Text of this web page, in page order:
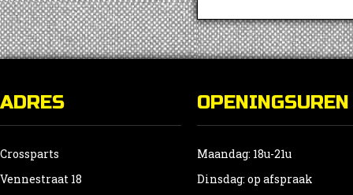
ADRES
Crossparts
Vennestraat 18
OPENINGSUREN
Maandag: 18u-21u
Dinsdag: op afspraak